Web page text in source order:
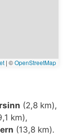
| ©OpenStreetMap
(2,8 km),
km),
(13,8 km).